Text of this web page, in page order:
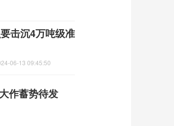
击沉4万吨级准
06-13 09:45:50
作蓄势待发